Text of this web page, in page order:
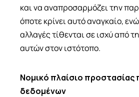
και να αναπροσαρμόζει την
όποτε κρίνει αυτό αναγκαίο,
αλλαγές τίθενται σε ισχύ από
αυτών στον ιστότοπο.
Νομικό πλαίσιο
δεδομένων